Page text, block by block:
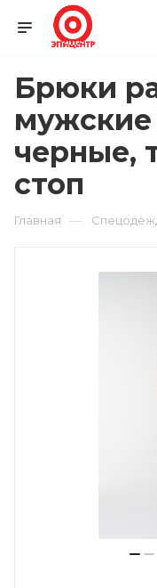
Брюки
черные,
стоп
Главная —